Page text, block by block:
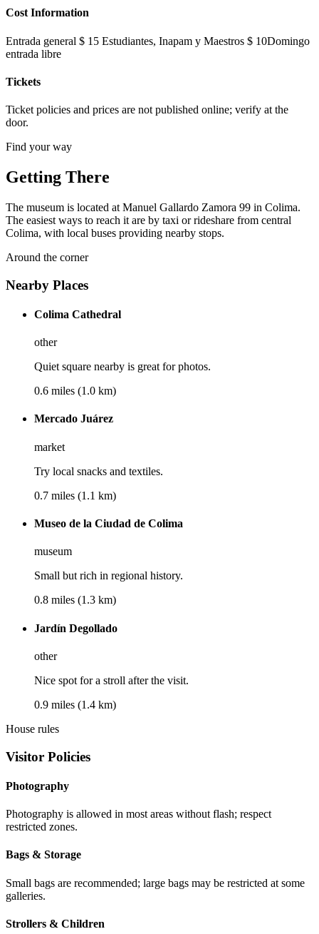
Cost Information
Entrada general $ 15 Estudiantes, Inapam y Maestros $ 10Domingo
entrada libre
Tickets
Ticket policies and prices are not published online; verify at the
door.
Find your way
Getting There
The museum is located at Manuel Gallardo Zamora 99 in Colima.
The easiest ways to reach it are by taxi or rideshare from central
Colima, with local buses providing nearby stops.
Around the corner
Nearby Places
Colima Cathedral
other
Quiet square nearby is great for photos.
0.6 miles (1.0 km)
Mercado Juárez
market
Try local snacks and textiles.
0.7 miles (1.1 km)
Museo de la Ciudad de Colima
museum
Small but rich in regional history.
0.8 miles (1.3 km)
Jardín Degollado
other
Nice spot for a stroll after the visit.
0.9 miles (1.4 km)
House rules
Visitor Policies
Photography
Photography is allowed in most areas without flash; respect
restricted zones.
Bags & Storage
Small bags are recommended; large bags may be restricted at some
galleries.
Strollers & Children